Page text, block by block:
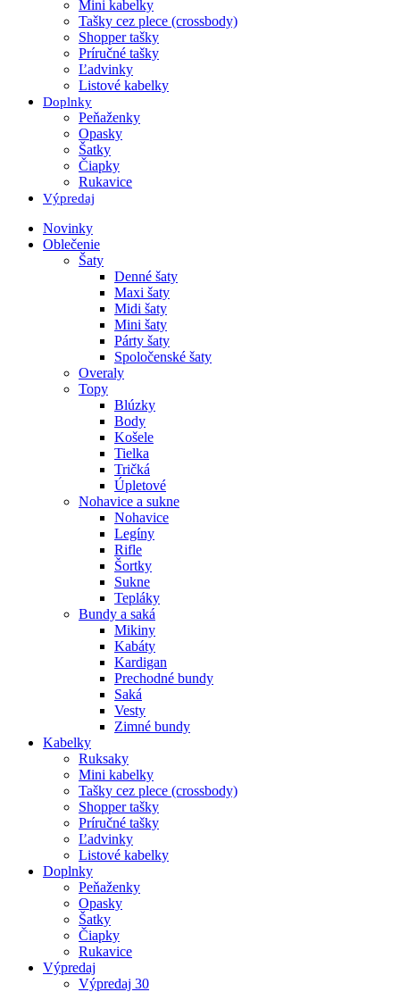
Mini kabelky
Tašky cez plece (crossbody)
Shopper tašky
Príručné tašky
Ľadvinky
Listové kabelky
Doplnky
Peňaženky
Opasky
Šatky
Čiapky
Rukavice
Výpredaj
Novinky
Oblečenie
Šaty
Denné šaty
Maxi šaty
Midi šaty
Mini šaty
Párty šaty
Spoločenské šaty
Overaly
Topy
Blúzky
Body
Košele
Tielka
Tričká
Úpletové
Nohavice a sukne
Nohavice
Legíny
Rifle
Šortky
Sukne
Tepláky
Bundy a saká
Mikiny
Kabáty
Kardigan
Prechodné bundy
Saká
Vesty
Zimné bundy
Kabelky
Ruksaky
Mini kabelky
Tašky cez plece (crossbody)
Shopper tašky
Príručné tašky
Ľadvinky
Listové kabelky
Doplnky
Peňaženky
Opasky
Šatky
Čiapky
Rukavice
Výpredaj
Výpredaj 30